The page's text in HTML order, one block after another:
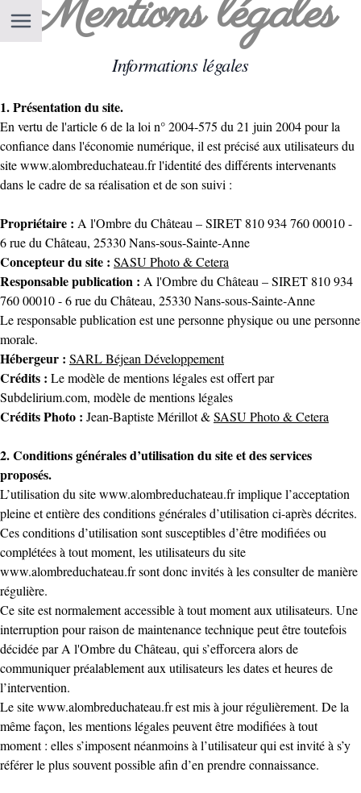
Ouvrir la navigation
Mentions légales
Informations légales
1. Présentation du site.
En vertu de l'article 6 de la loi n° 2004-575 du 21 juin 2004 pour la
confiance dans l'économie numérique, il est précisé aux utilisateurs du
sitewww.alombreduchateau.frl'identité des différents intervenants
dans le cadre de sa réalisation et de son suivi :
Propriétaire : A l'Ombre du Château – SIRET 810 934 760 00010 -
6 rue du Château, 25330 Nans-sous-Sainte-Anne
Concepteur du site : SASU Photo & Cetera
Responsable publication : A l'Ombre du Château – SIRET 810 934
760 00010 - 6 rue du Château, 25330 Nans-sous-Sainte-Anne
Le responsable publication est une personne physique ou une personne
morale.
Hébergeur : SARL Béjean Développement
Crédits : Le modèle de mentions légales est offert par
Subdelirium.com, modèle de mentions légales
Crédits Photo : Jean-Baptiste Mérillot &SASU Photo & Cetera
2. Conditions générales d’utilisation du site et des services
proposés.
L’utilisation du sitewww.alombreduchateau.frimplique l’acceptation
pleine et entière des conditions générales d’utilisation ci-après décrites.
Ces conditions d’utilisation sont susceptibles d’être modifiées ou
complétées à tout moment, les utilisateurs du site
www.alombreduchateau.frsont donc invités à les consulter de manière
régulière.
Ce site est normalement accessible à tout moment aux utilisateurs. Une
interruption pour raison de maintenance technique peut être toutefois
décidée par A l'Ombre du Château, qui s’efforcera alors de
communiquer préalablement aux utilisateurs les dates et heures de
l’intervention.
Le sitewww.alombreduchateau.frest mis à jour régulièrement. De la
même façon, les mentions légales peuvent être modifiées à tout
moment : elles s’imposent néanmoins à l’utilisateur qui est invité à s’y
référer le plus souvent possible afin d’en prendre connaissance.